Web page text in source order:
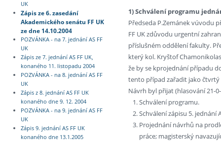
UK
Zápis ze 6. zasedání
Akademického senátu FF UK
ze dne 14.10.2004
POZVÁNKA - na 7. jednání AS FF
UK
Zápis ze 7. jednání AS FF UK,
konaného 11. listopadu 2004
POZVÁNKA - na 8. jednání AS FF
UK
Zápis z 8. jednání AS FF UK
konaného dne 9. 12. 2004
POZVÁNKA - na 9. jednání AS FF
UK
Zápis 9. jednání AS FF UK
konaného dne 13.1.2005
1) Schválení programu
Předseda P.Zemánek vúvodu
FF UK zdůvodu urgentní
příslušném oddělení fakulty.
který kol. Kryštof
že by se kprojednání případu
tento případ zařadit jako čtvrtý
Návrh byl přijat (hlasování 21-
Schválení programu.
Schválení zápisu 5. jednání
Projednání návrhů na
práce; magisterský